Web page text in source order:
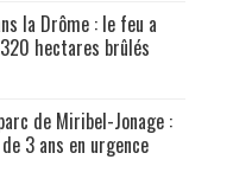
la Drôme : le feu a
hectares brûlés
de Miribel-Jonage :
3 ans en urgence